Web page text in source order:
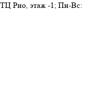
Рио, этаж -1; Пн-Вс: